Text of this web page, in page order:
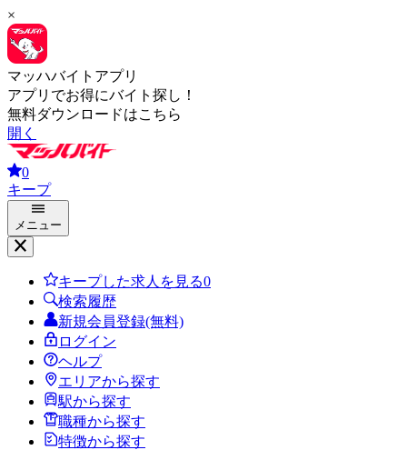
×
マッハバイトアプリ
アプリでお得にバイト探し！
無料ダウンロードはこちら
開く
0
キープ
メニュー
キープした求人を見る0
検索履歴
新規会員登録(無料)
ログイン
ヘルプ
エリアから探す
駅から探す
職種から探す
特徴から探す